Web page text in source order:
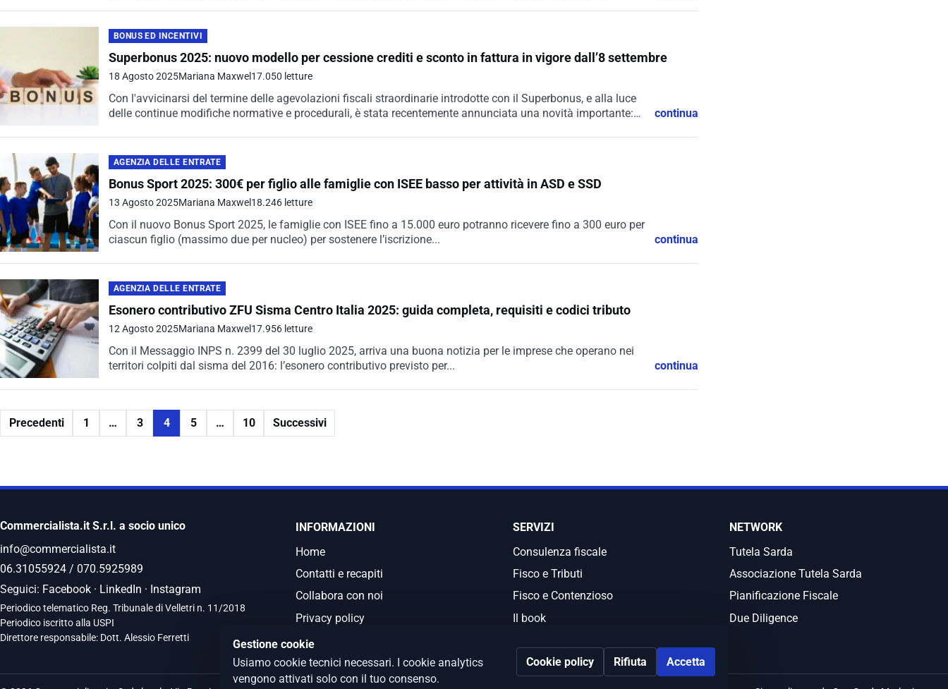
BONUS ED INCENTIVI
Superbonus 2025: nuovo modello per cessione crediti e sconto in fattura in vigore dall’8 settembre
18 Agosto 2025Mariana Maxwel 17.050 letture
Con l'avvicinarsi del termine delle agevolazioni fiscali straordinarie introdotte con il Superbonus, e alla luce
delle continue modifiche normative e procedurali, è stata recentemente annunciata una novità importante:
continua
AGENZIA DELLE ENTRATE
Bonus Sport 2025: 300€ per figlio alle famiglie con ISEE basso per attività in ASD e SSD
13 Agosto 2025Mariana Maxwel 18.246 letture
Con il nuovo Bonus Sport 2025, le famiglie con ISEE fino a 15.000 euro potranno ricevere fino a 300 euro per
ciascun figlio (massimo due per nucleo) per sostenere l’iscrizione...
continua
AGENZIA DELLE ENTRATE
Esonero contributivo ZFU Sisma Centro Italia 2025: guida completa, requisiti e codici tributo
12 Agosto 2025Mariana Maxwel 17.956 letture
Con il Messaggio INPS n. 2399 del 30 luglio 2025, arriva una buona notizia per le imprese che operano nei
territori colpiti dal sisma del 2016: l’esonero contributivo previsto per...
continua
Precedenti 1 … 3 4 5 … 10 Successivi
Commercialista.it S.r.l. a socio unico
info@commercialista.it
06.31055924 / 070.5925989
Seguici: Facebook · LinkedIn · Instagram
Periodico telematico Reg. Tribunale di Velletri n. 11/2018
Periodico iscritto alla USPI
Direttore responsabile: Dott. Alessio Ferretti
INFORMAZIONI
Home
Contatti e recapiti
Collabora con noi
Privacy policy
SERVIZI
Consulenza fiscale
Fisco e Tributi
Fisco e Contenzioso
Il book
NETWORK
Tutela Sarda
Associazione Tutela Sarda
Pianificazione Fiscale
Due Diligence
Gestione cookie
Usiamo cookie tecnici necessari. I cookie analytics
vengono attivati solo con il tuo consenso.
Cookie policy Rifiuta Accetta